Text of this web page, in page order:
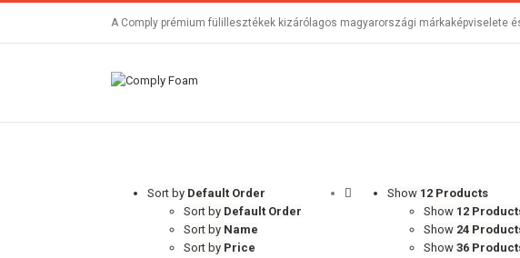
A Comply prémium fülillesztékek kizárólagos magyarországi márkaképviselete
Sort by Default Order
Sort by Default Order
Sort by Name
Sort by Price
Show 12 Products
Show 12
Show 24
Show 36